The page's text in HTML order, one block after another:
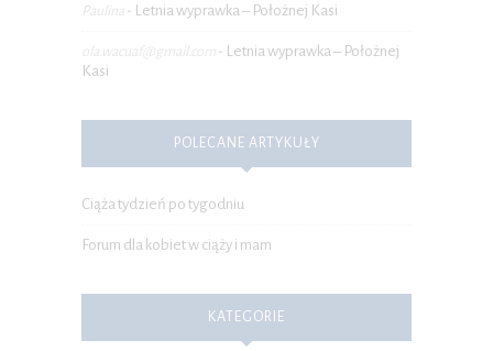
Paulina - Letnia wyprawka – Położnej Kasi
ola.wacuaf@gmail.com - Letnia wyprawka – Położnej
Kasi
POLECANE ARTYKUŁY
Ciąża tydzień po tygodniu
Forum dla kobiet w ciąży i mam
KATEGORIE